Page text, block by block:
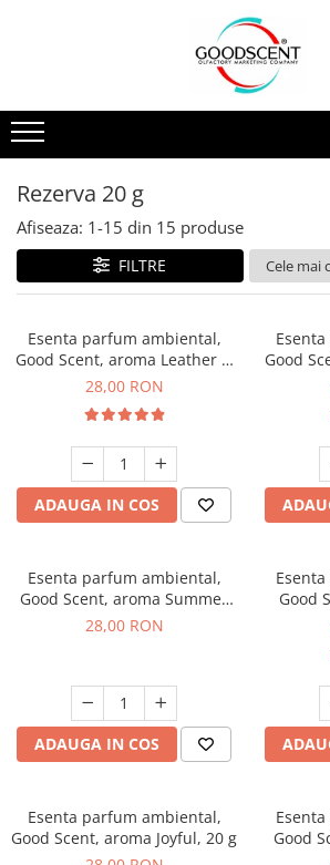
Pachete Promo
Dispozitive de Parfumare
Esente Parfum Ambiental
Rezerve Spray Good Scent
Odorizant cu Pulverizator
Site Pisoar
Dispozitive de Parfumare Ambientală
Auto
Rezidențiale
Comerciale
Industriale (HVAC)
Esente Parfum Ambiental
Mostre
Rezerva 10 g
Rezerva 20 g
Rezerva 100 g
Rezerva 200 g
Rezerva 500 g
Rezerva 20 g
Afiseaza: 1-15 din 15 produse
FILTRE
Esenta parfum ambiental,
Good Scent, aroma Leather &
Black Oudh, 20 g
28,00 RON
ADAUGA IN COS
Good
Esenta parfum ambiental,
Good Scent, aroma Summer
Melon, 20 g
28,00 RON
ADAUGA IN COS
Good
Esenta parfum ambiental,
Good Scent, aroma Joyful, 20 g
Good